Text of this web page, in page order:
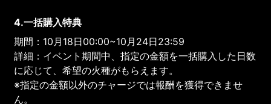
4.一括購入特典
期間：10月18日00:00~10月24日23:59
詳細：イベント期間中、指定の金額を一括購入した日数
に応じて、希望の火種がもらえます。
※指定の金額以外のチャージでは報酬を獲得できませ
ん。